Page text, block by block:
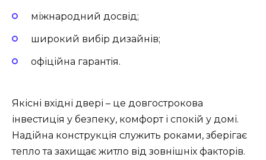
міжнародний досвід;
широкий вибір дизайнів;
офіційна гарантія.
Якісні вхідні двері – це довгострокова
інвестиція у безпеку, комфорт і спокій у домі.
Надійна конструкція служить роками, зберігає
тепло та захищає житло від зовнішніх факторів.